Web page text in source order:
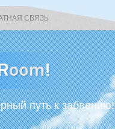
СВЯЗЬ
путь к